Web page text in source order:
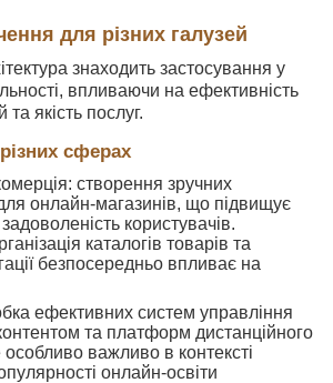
для різних галузей
знаходить застосування у
впливаючи на ефективність
та якість послуг.
сферах
створення зручних
онлайн-магазинів, що підвищує
користувачів.
каталогів товарів та
безпосередньо впливає на
ефективних систем управління
та платформ дистанційного
важливо в контексті
онлайн-освіти